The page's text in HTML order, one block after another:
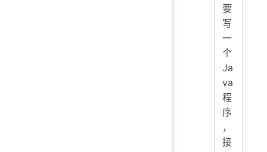
要
写
一
个
Ja
va
程
序
，
接